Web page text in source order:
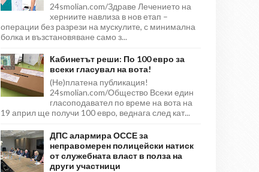
24smolian.com/Здраве Лечението на
херниите навлиза в нов етап –
операции без разрези на мускулите, с минимална
болка и възстановяване само з...
Кабинетът реши: По 100 евро за
всеки гласувал на вота!
(Не)платена публикация!
24smolian.com/Общество Всеки един
гласоподавател по време на вота на
19 април ще получи 100 евро, веднага след кат...
ДПС алармира ОССЕ за
неправомерен полицейски натиск
от служебната власт в полза на
други участници